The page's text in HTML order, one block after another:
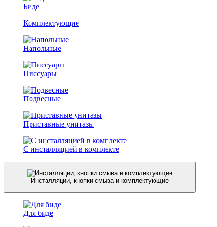
Биде
Комплектующие
Напольные
Писсуары
Подвесные
Приставные унитазы
С инсталляцией в комплекте
Инсталляции, кнопки смыва и комплектующие
Для биде